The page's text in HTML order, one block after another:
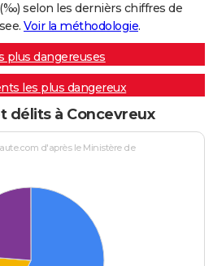
selon les dernièrs chiffres de
Voir la méthodologie.
plus dangereuses
les plus dangereux
délits à Concevreux
d'après le Ministère de